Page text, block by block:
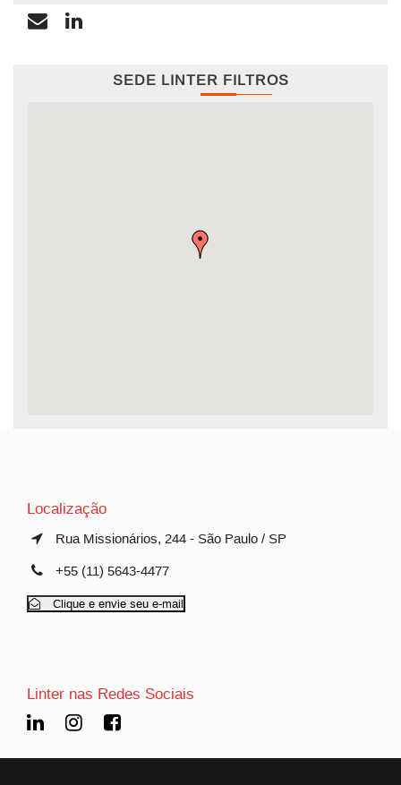
SEDE LINTER FILTROS
Localização
Rua Missionários, 244 - São Paulo / SP
+55 (11) 5643-4477
Clique e envie seu e-mail
Linter nas Redes Sociais